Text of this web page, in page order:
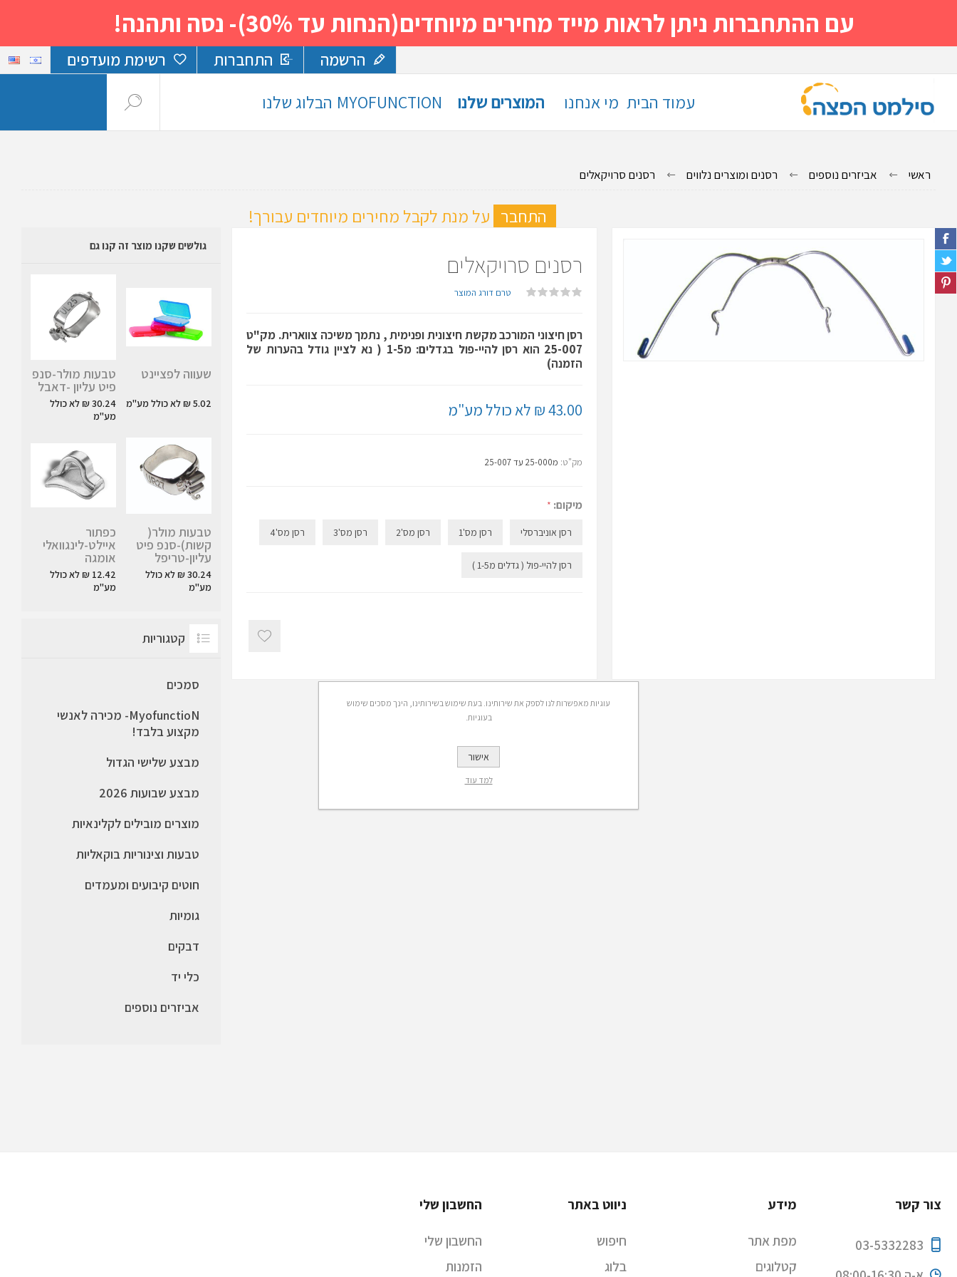
עם ההתחברות ניתן לראות מייד מחירים מיוחדים(הנחות עד 30%)- נסה ותהנה!
הרשמה התחברות רשימת מועדפים
עמוד הבית מי אנחנו המוצרים שלנו MYOFUNCTION הבלוג שלנו
ראשי אביזרים נוספים רסנים ומוצרים נלווים רסנים סרויקאלים
התחבר על מנת לקבל מחירים מיוחדים עבורך!
רסנים סרויקאלים
טרם דורג המוצר
רסן חיצוני המורכב מקשת חיצונית ופנימית , נתמך משיכה צווארית. מק"ט
25-007 הוא רסן להיי-פול בגדלים: מ1-5 ( נא לציין גודל בהערות של
הזמנה)
43.00 ₪ לא כולל מע"מ
מק"ט: מ25-000 עד 25-007
מיקום: *
רסן אוניברסלי רסן מס'1 רסן מס'2 רסן מס'3 רסן מס'4
רסן להיי-פול ( גדלים מ1-5 )
גולשים שקנו מוצר זה קנו גם
שעווה לפציינט
5.02 ₪ לא כולל מע"מ
טבעות מולר-סנפ
פיט עליון -דאבל
30.24 ₪ לא כולל
מע"מ
טבעות מולר(
קשות)-סנפ פיט
עליון-טריפל
30.24 ₪ לא כולל
מע"מ
כפתור
איילט-לינגוואלי
אומגה
12.42 ₪ לא כולל
מע"מ
קטגוריות
סמכים
MyofunctioN- מכירה לאנשי
מקצוע בלבד!
מבצע שלישי הגדול
מבצע שבועות 2026
מוצרים מובילים לקלינאיות
טבעות וצינוריות בוקאליות
חוטים קיבועים ומעמדים
גומיות
דבקים
כלי יד
אביזרים נוספים
צור קשר
03-5332283
מידע
מפת אתר
קטלוגים
ניווט באתר
חיפוש
בלוג
החשבון שלי
החשבון שלי
הזמנות
עוגיות מאפשרות לנו לספק את שירותינו. בעת שימוש בשירותינו, הינך מסכים שימוש
בעוגיות.
אישור
למד עוד